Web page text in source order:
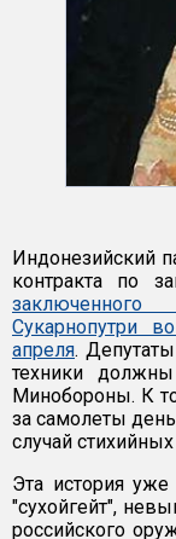
Индонезийский
контракта по
Сукарнопутри
апреля.
техники
Минобороны. К
за самолеты
случай
Эта история
"сухойгейт",
российского